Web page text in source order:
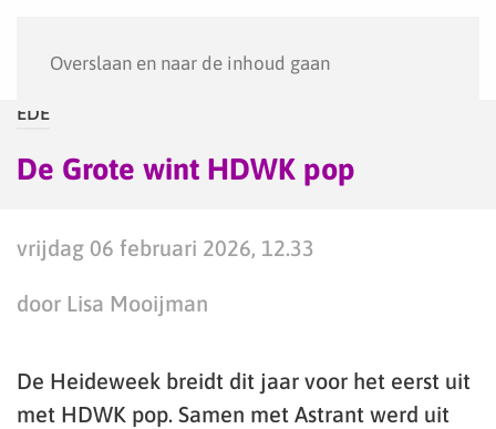
Overslaan en naar de inhoud gaan
EDE
De Grote wint HDWK pop
vrijdag 06 februari 2026, 12.33
door Lisa Mooijman
De Heideweek breidt dit jaar voor het eerst uit
met HDWK pop. Samen met Astrant werd uit